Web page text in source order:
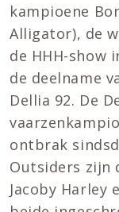
kampioene
Alligator), de
de HHH-show
de deelname
Dellia 92. De
ontbrak
Outsiders zijn
Jacoby Harley